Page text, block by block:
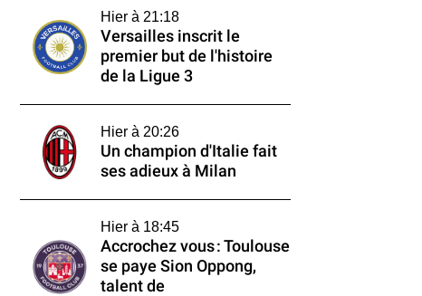
Hier à 21:18
Versailles inscrit le
premier but de l'histoire
de la Ligue 3
Hier à 20:26
Un champion d'Italie fait
ses adieux à Milan
Hier à 18:45
Accrochez vous : Toulouse
se paye Sion Oppong,
talent de